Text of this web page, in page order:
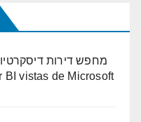
מחפש דירות
BI vistas de Microsoft